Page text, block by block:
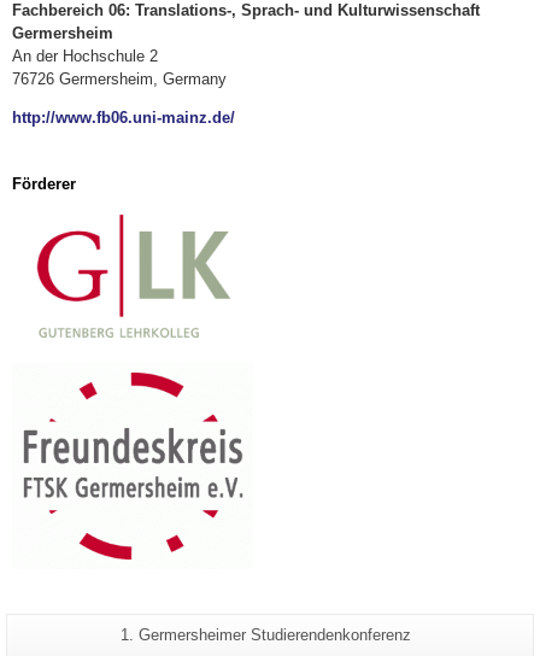
Fachbereich 06: Translations-, Sprach- und Kulturwissenschaft
Germersheim
An der Hochschule 2
76726 Germersheim, Germany
http://www.fb06.uni-mainz.de/
Förderer
Zusätzliche
Seiten-
1. Germersheimer Studierendenkonferenz